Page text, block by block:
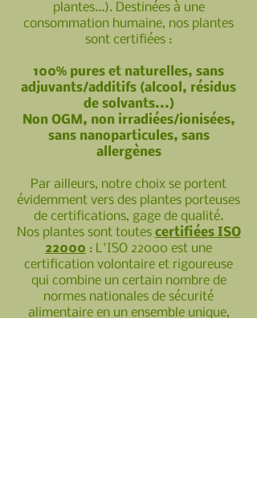
plantes...). Destinées à une
consommation humaine, nos plantes
sont certifiées :
100% pures et naturelles, sans
adjuvants/additifs (alcool, résidus
de solvants...)
Non OGM, non irradiées/ionisées,
sans nanoparticules, sans
allergènes
Par ailleurs, notre choix se portent
évidemment vers des plantes porteuses
de certifications, gage de qualité.
Nos plantes sont toutes certifiées ISO
22000 : L'ISO 22000 est une
certification volontaire et rigoureuse
qui combine un certain nombre de
normes nationales de sécurité
alimentaire en un ensemble unique,